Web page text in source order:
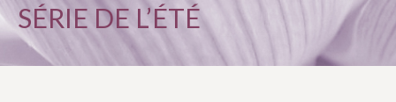
SÉRIE DE L’ÉTÉ